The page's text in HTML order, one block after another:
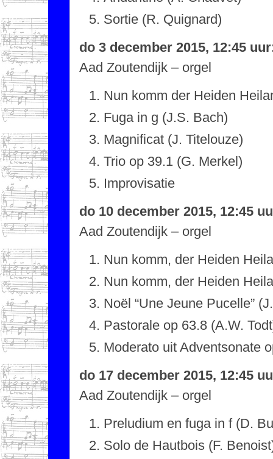
Sortie (R. Quignard)
do 3 december 2015, 12:45
Aad Zoutendijk – orgel
Nun komm der Heiden
Fuga in g (J.S. Bach)
Magnificat (J. Titelouze)
Trio op 39.1 (G. Merkel)
Improvisatie
do 10 december 2015, 12:45
Aad Zoutendijk – orgel
Nun komm, der Heiden
Nun komm, der Heiden
Noël “Une Jeune Pucelle”
Pastorale op 63.8 (A.W.
Moderato uit Adventsonate
do 17 december 2015, 12:45
Aad Zoutendijk – orgel
Preludium en fuga in f (D.
Solo de Hautbois (F.